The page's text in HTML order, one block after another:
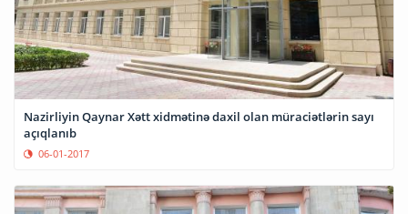
Nazirliyin Qaynar Xətt xidmətinə daxil olan müraciətlərin sayı
açıqlanıb
06-01-2017